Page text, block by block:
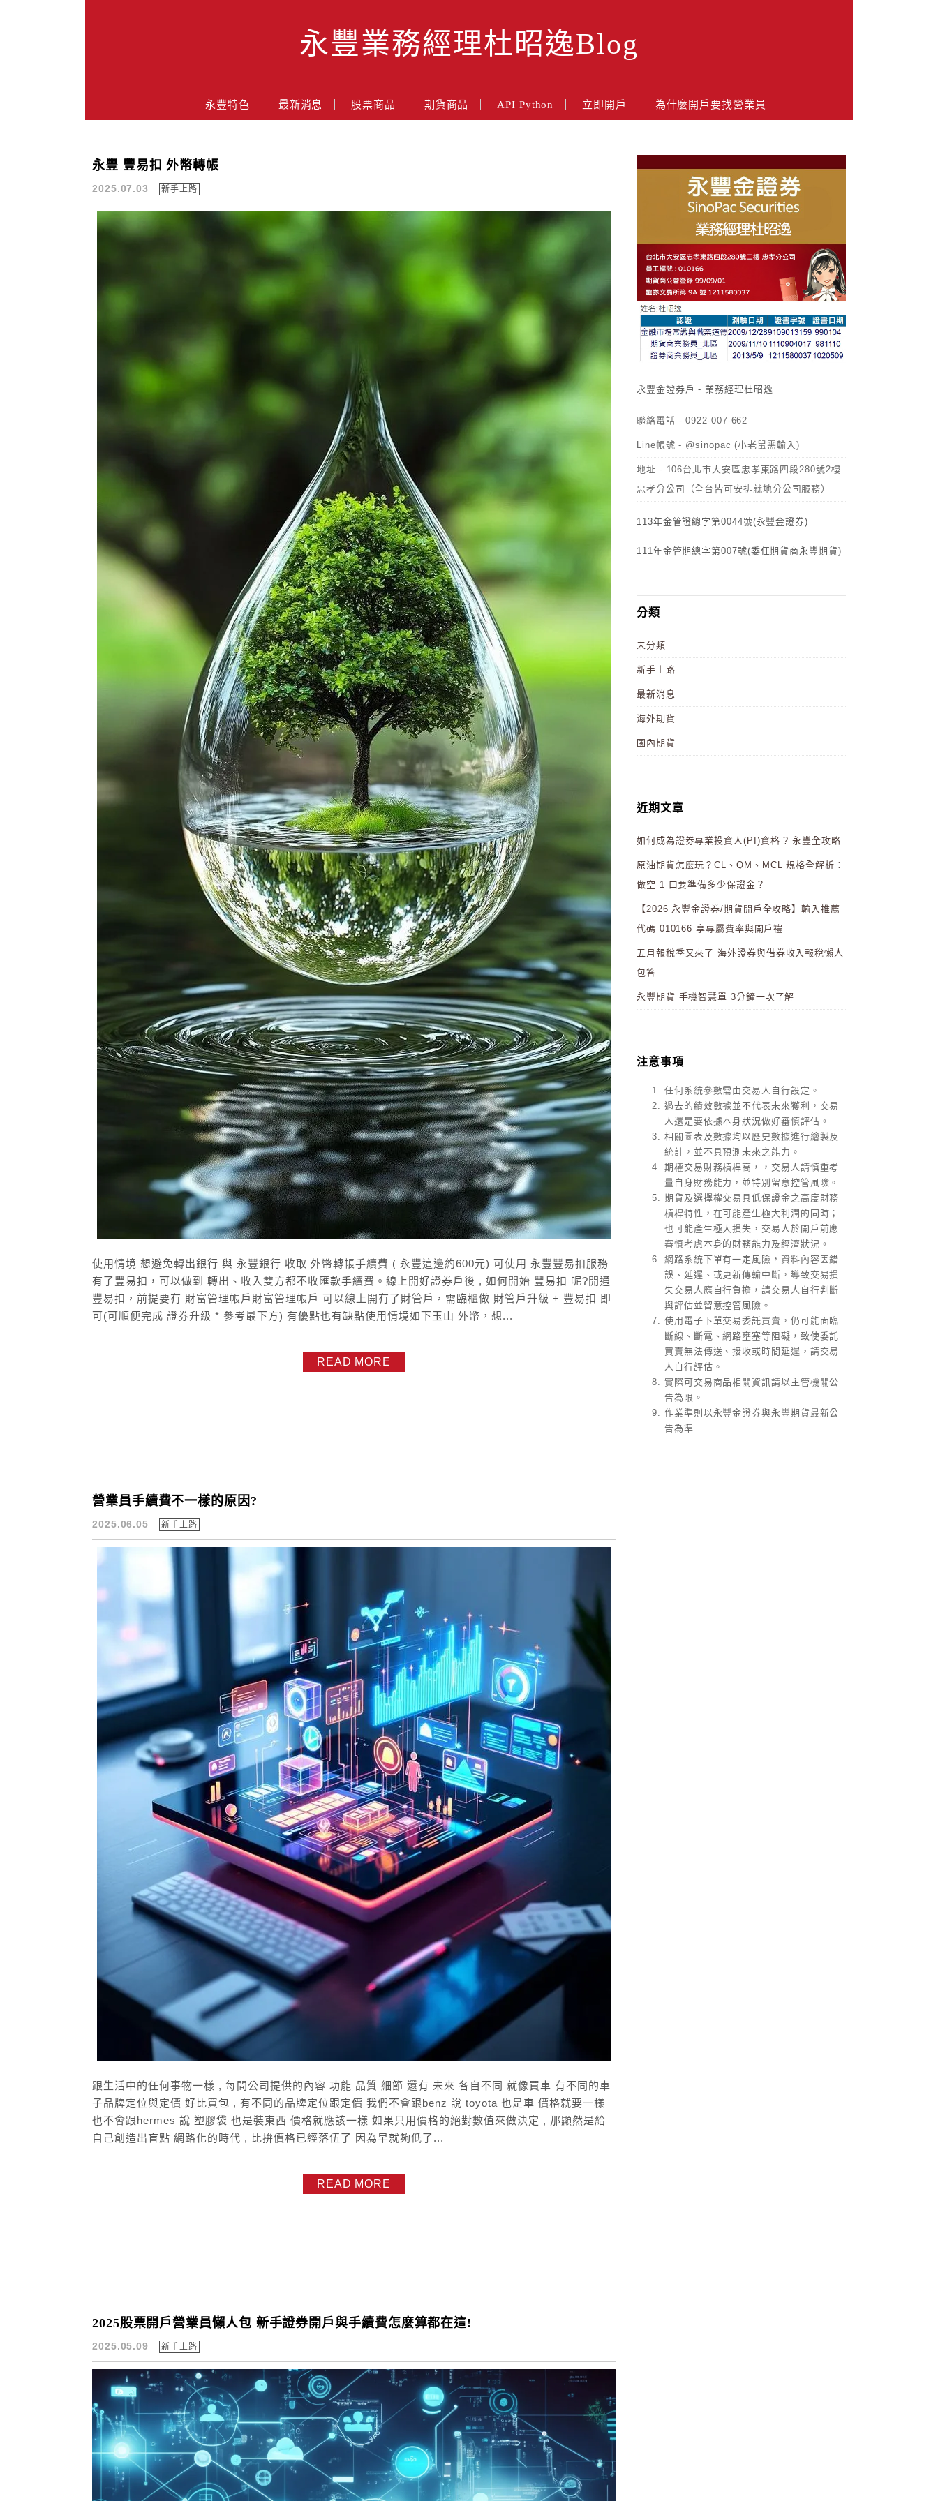
永豐業務經理杜昭逸Blog
永豐業務經理杜昭逸Blog
永豐特色 最新消息 股票商品 期貨商品 API Python 立即開戶 為什麼開戶要找營業員
新手上路
永豐 豐易扣 外幣轉帳
2025.07.03 新手上路
使用情境 想避免轉出銀行 與 永豐銀行 收取 外幣轉帳手續費 ( 永豐這邊約600元) 可使用 永豐豐易扣服務
有了豐易扣，可以做到 轉出、收入雙方都不收匯款手續費。線上開好證券戶後 , 如何開始 豐易扣 呢?開通
豐易扣，前提要有 財富管理帳戶財富管理帳戶 可以線上開有了財管戶，需臨櫃做 財管戶升級 + 豐易扣 即
可(可順便完成 證券升級 * 參考最下方) 有優點也有缺點使用情境如下玉山 外幣，想...
READ MORE
營業員手續費不一樣的原因?
2025.06.05 新手上路
跟生活中的任何事物一樣 , 每間公司提供的內容 功能 品質 細節 還有 未來 各自不同 就像買車 有不同的車
子品牌定位與定價 好比買包 , 有不同的品牌定位跟定價 我們不會跟benz 說 toyota 也是車 價格就要一樣
也不會跟hermes 說 塑膠袋 也是裝東西 價格就應該一樣 如果只用價格的絕對數值來做決定 , 那顯然是給
自己創造出盲點 網路化的時代 , 比拚價格已經落伍了 因為早就夠低了...
READ MORE
2025股票開戶營業員懶人包 新手證券開戶與手續費怎麼算都在這!
2025.05.09 新手上路
永豐金證券戶 - 業務經理杜昭逸
聯絡電話 - 0922-007-662
Line帳號 - @sinopac (小老鼠需輸入)
地址 - 106台北市大安區忠孝東路四段280號2樓
忠孝分公司（全台皆可安排就地分公司服務）
113年金管證總字第0044號(永豐金證券)
111年金管期總字第007號(委任期貨商永豐期貨)
分類
未分類
新手上路
最新消息
海外期貨
國內期貨
近期文章
如何成為證券專業投資人(PI)資格 ? 永豐全攻略
原油期貨怎麼玩？CL、QM、MCL 規格全解析：
做空 1 口要準備多少保證金？
【2026 永豐金證券/期貨開戶全攻略】輸入推薦
代碼 010166 享專屬費率與開戶禮
五月報稅季又來了 海外證券與借券收入報稅懶人
包答
永豐期貨 手機智慧單 3分鐘一次了解
注意事項
任何系統參數需由交易人自行設定。
過去的績效數據並不代表未來獲利，交易
人還是要依據本身狀況做好審慎評估。
相關圖表及數據均以歷史數據進行繪製及
統計，並不具預測未來之能力。
期權交易財務槓桿高，，交易人請慎重考
量自身財務能力，並特別留意控管風險。
期貨及選擇權交易具低保證金之高度財務
槓桿特性，在可能產生極大利潤的同時；
也可能產生極大損失，交易人於開戶前應
審慎考慮本身的財務能力及經濟狀況。
網路系統下單有一定風險，資料內容因錯
誤、延遲、或更新傳輸中斷，導致交易損
失交易人應自行負擔，請交易人自行判斷
與評估並留意控管風險。
使用電子下單交易委託買賣，仍可能面臨
斷線、斷電、網路壅塞等阻礙，致使委託
買賣無法傳送、接收或時間延遲，請交易
人自行評估。
實際可交易商品相關資訊請以主管機關公
告為限。
作業準則以永豐金證券與永豐期貨最新公
告為準